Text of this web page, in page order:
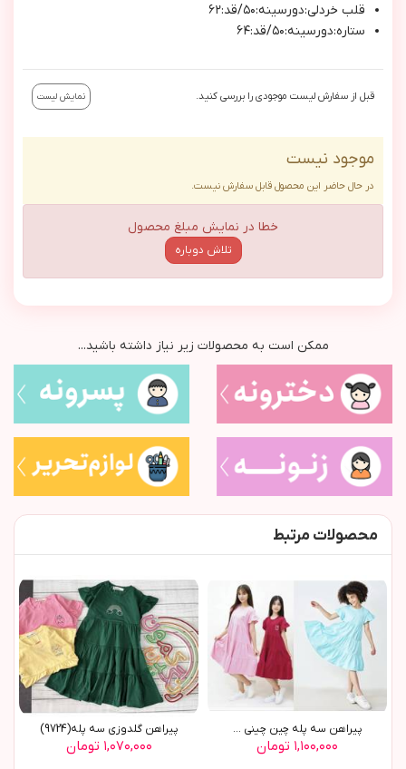
قلب خردلي:دورسينه:٥٠/قد:٦٢
ستاره:دورسينه:٥٠/قد:٦٤
قبل از سفارش لیست موجودی را بررسی کنید. نمایش لیست
موجود نیست
در حال حاضر این محصول قابل سفارش نیست.
خطا در نمایش مبلغ محصول
تلاش دوباره
ممکن است به محصولات زیر نیاز داشته باشید...
محصولات مرتبط
پیراهن سه پله چین چینی ...
۱,۱۰۰,۰۰۰ تومان
پیراهن گلدوزی سه پله(9724)
۱,۰۷۰,۰۰۰ تومان